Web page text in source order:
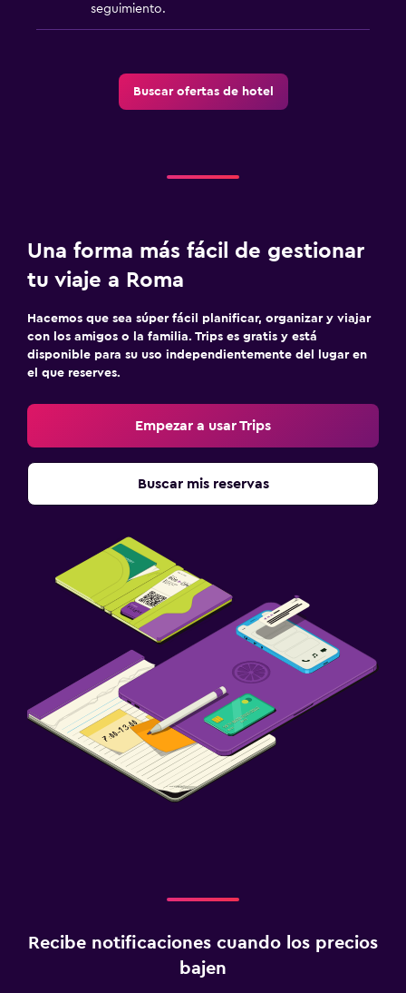
seguimiento.
Buscar ofertas de hotel
Una forma más fácil de gestionar
tu viaje a Roma
Hacemos que sea súper fácil planificar, organizar y viajar
con los amigos o la familia. Trips es gratis y está
disponible para su uso independientemente del lugar en
el que reserves.
Empezar a usar Trips
Buscar mis reservas
Recibe notificaciones cuando los precios
bajen